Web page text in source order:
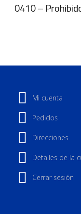
0410 –
Mi cuenta
Pedidos
Direcciones
Detalles de la
Cerrar sesión